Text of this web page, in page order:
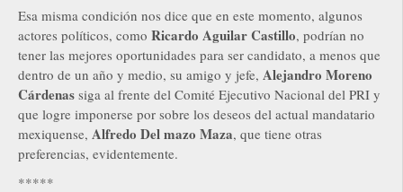
Esa misma condición nos dice que en este momento, algunos
actores políticos, como Ricardo Aguilar Castillo, podrían no
tener las mejores oportunidades para ser candidato, a menos que
dentro de un año y medio, su amigo y jefe, Alejandro Moreno
Cárdenas siga al frente del Comité Ejecutivo Nacional del PRI y
que logre imponerse por sobre los deseos del actual mandatario
mexiquense, Alfredo Del mazo Maza, que tiene otras
preferencias, evidentemente.
*****